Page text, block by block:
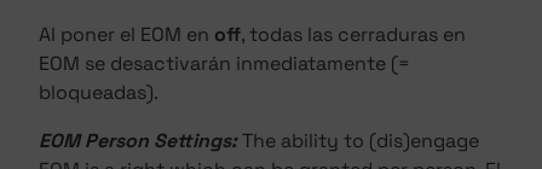
Al poner el EOM en off, todas las cerraduras en
EOM se desactivarán inmediatamente (=
bloqueadas).
EOM Person Settings:The ability to (dis)engage